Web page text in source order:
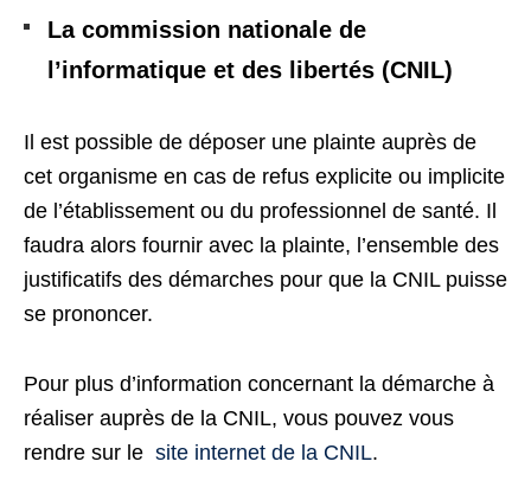
La commission nationale de
l’informatique et des libertés (CNIL)
Il est possible de déposer une plainte auprès de
cet organisme en cas de refus explicite ou implicite
de l’établissement ou du professionnel de santé. Il
faudra alors fournir avec la plainte, l’ensemble des
justificatifs des démarches pour que la CNIL puisse
se prononcer.
Pour plus d’information concernant la démarche à
réaliser auprès de la CNIL, vous pouvez vous
rendre sur le site internet de la CNIL.